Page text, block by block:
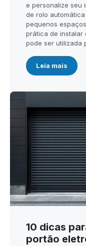
e personalize seu
de rolo
pequenos
prática de instalar
pode ser utilizada
Leia mais
10 dicas
portão